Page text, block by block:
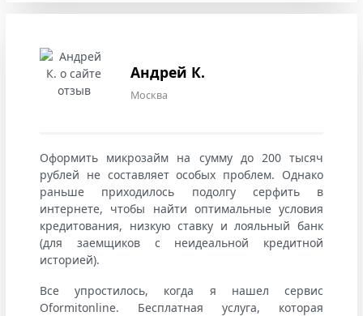
Андрей К.
Москва
Оформить микрозайм на сумму до 200 тысяч
рублей не составляет особых проблем. Однако
раньше приходилось подолгу серфить в
интернете, чтобы найти оптимальные условия
кредитования, низкую ставку и лояльный банк
(для заемщиков с неидеальной кредитной
историей).
Все упростилось, когда я нашел сервис
Oformitonline. Бесплатная услуга, которая